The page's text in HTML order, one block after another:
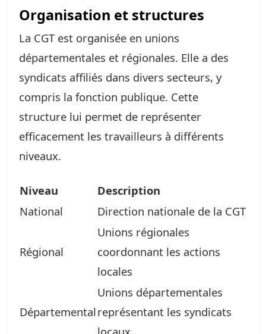
Organisation et structures
La CGT est organisée en unions
départementales et régionales. Elle a des
syndicats affiliés dans divers secteurs, y
compris la fonction publique. Cette
structure lui permet de représenter
efficacement les travailleurs à différents
niveaux.
Niveau
Description
National
Direction nationale de la CGT
Régional
Unions régionales
coordonnant les actions
locales
Départemental
Unions départementales
représentant les syndicats